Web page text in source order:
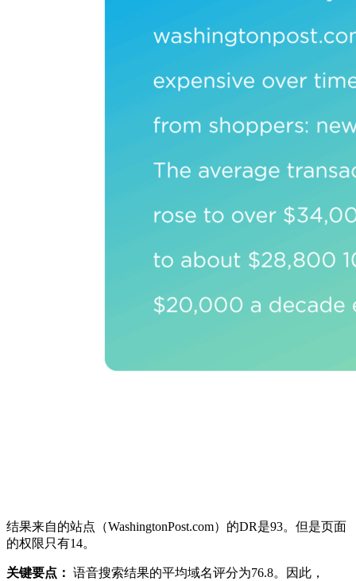
结果来自的站点（WashingtonPost.com）的DR是93。但是页面
的权限只有14。
关键要点： 语音搜索结果的平均域名评分为76.8。因此，